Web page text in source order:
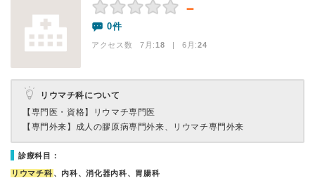
－
0件
アクセス数 7月:18 | 6月:24
リウマチ科について
【専門医・資格】
リウマチ専門医
【専門外来】 成人の膠原病専門外来、リウマチ専門外来
診療科目：
リウマチ科 、内科、消化器内科、胃腸科